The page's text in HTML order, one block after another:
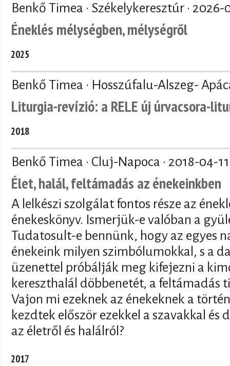
Benkő Timea · Székelykeresztúr · 2026-
Éneklés mélységben, mélységről
2025
Benkő Timea · Hosszúfalu-Alszeg-
Liturgia-revízió: a RELE új úrvacsora-
2018
Benkő Timea · Cluj-Napoca · 2018-04-11
Élet, halál, feltámadás az énekeinkben
A lelkészi szolgálat fontos része az
énekeskönyv. Ismerjük-e valóban a
Tudatosult-e bennünk, hogy az egyes
énekeink milyen szimbólumokkal, s a
üzenettel próbálják meg kifejezni a
kereszthalál döbbenetét, a feltámadás
Vajon mi ezeknek az énekeknek a
kezdtek először ezekkel a szavakkal és
az életről és halálról?
2017